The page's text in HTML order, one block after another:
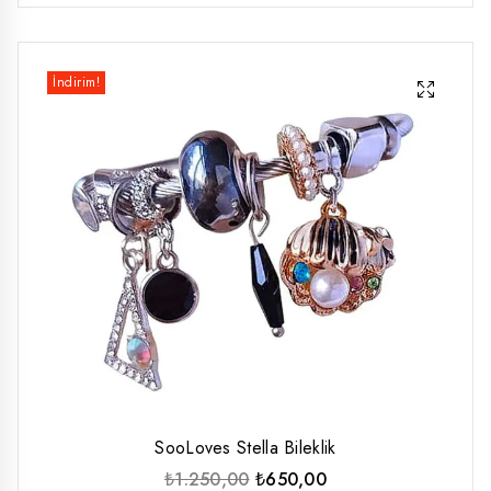
İndirim!
SooLoves Stella Bileklik
₺1.250,00 Orijinal
₺650,00Şu